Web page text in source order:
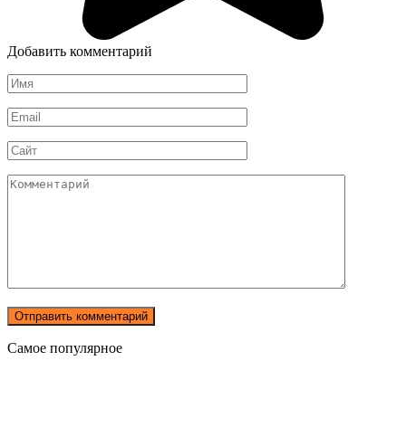
Добавить комментарий
Имя
*
Email
*
Сайт
Комментарий
Самое популярное